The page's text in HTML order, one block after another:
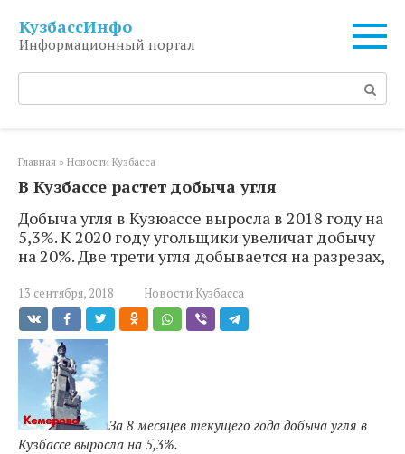
контенту
КузбассИнфо
Информационный портал
Поиск:
Главная » Новости Кузбасса
В Кузбассе растет добыча угля
Добыча угля в Кузюассе выросла в 2018 году на
5,3%. К 2020 году угольщики увеличат добычу
на 20%. Две трети угля добывается на разрезах,
13 сентября, 2018 Новости Кузбасса
За 8 месяцев текущего года добыча угля в
Кузбассе выросла на 5,3%.